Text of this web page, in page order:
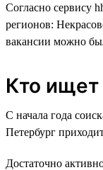
Согласно сервису
регионов:
вакансии можно
Кто
С начала года
Петербург
Достаточно